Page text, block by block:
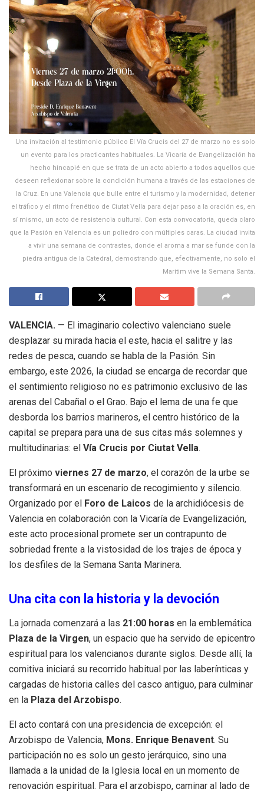
Una invitación al testimonio público El Vía Crucis del 27 de marzo no es solo
un evento para los practicantes habituales. La Vicaría de Evangelización ha
hecho hincapié en que se trata de un acto abierto a todos aquellos que
deseen reflexionar sobre la condición humana a través de las estaciones de
la Cruz. En una Valencia que bulle entre el turismo y la modernidad, detener
el tráfico y el ritmo frenético de Ciutat Vella para dejar paso a la oración es, en
sí mismo, un acto de resistencia cultural. Con esta convocatoria, queda claro
que la Pasión en Valencia es un poliedro con múltiples caras. La ciudad invita
a vivir una semana de contrastes, donde el aroma a mar se funde con la
piedra antigua de la Catedral, demostrando que, efectivamente, no solo el
Marítim vive la Semana Santa.
VALENCIA. — El imaginario colectivo valenciano suele
desplazar su mirada hacia el este, hacia el salitre y las
redes de pesca, cuando se habla de la Pasión. Sin
embargo, este 2026, la ciudad se encarga de recordar que
el sentimiento religioso no es patrimonio exclusivo de las
arenas del Cabañal o el Grao. Bajo el lema de una fe que
desborda los barrios marineros, el centro histórico de la
capital se prepara para una de sus citas más solemnes y
multitudinarias: el Vía Crucis por Ciutat Vella.
El próximo viernes 27 de marzo, el corazón de la urbe se
transformará en un escenario de recogimiento y silencio.
Organizado por el Foro de Laicos de la archidiócesis de
Valencia en colaboración con la Vicaría de Evangelización,
este acto procesional promete ser un contrapunto de
sobriedad frente a la vistosidad de los trajes de época y
los desfiles de la Semana Santa Marinera.
Una cita con la historia y la devoción
La jornada comenzará a las 21:00 horas en la emblemática
Plaza de la Virgen, un espacio que ha servido de epicentro
espiritual para los valencianos durante siglos. Desde allí, la
comitiva iniciará su recorrido habitual por las laberínticas y
cargadas de historia calles del casco antiguo, para culminar
en la Plaza del Arzobispo.
El acto contará con una presidencia de excepción: el
Arzobispo de Valencia, Mons. Enrique Benavent. Su
participación no es solo un gesto jerárquico, sino una
llamada a la unidad de la Iglesia local en un momento de
renovación espiritual. Para el arzobispo, caminar al lado de